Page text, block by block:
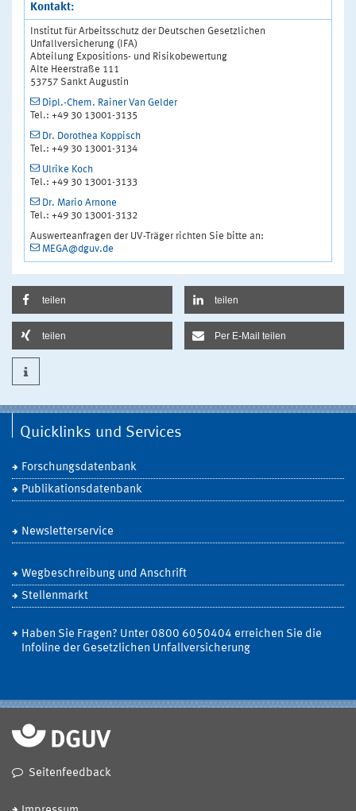
Kontakt:
Institut für Arbeitsschutz der Deutschen Gesetzlichen
Unfallversicherung (IFA)
Abteilung Expositions- und Risikobewertung
Alte Heerstraße 111
53757 Sankt Augustin
Dipl.-Chem. Rainer Van Gelder
Tel.: +49 30 13001-3135
Dr. Dorothea Koppisch
Tel.: +49 30 13001-3134
Ulrike Koch
Tel.: +49 30 13001-3133
Dr. Mario Arnone
Tel.: +49 30 13001-3132
Auswerteanfragen der UV-Träger richten Sie bitte an:
MEGA@dguv.de
teilen teilen
teilen Per E-Mail teilen
Quicklinks und Services
Forschungsdatenbank
Publikationsdatenbank
Newsletterservice
Wegbeschreibung und Anschrift
Stellenmarkt
Haben Sie Fragen? Unter 0800 6050404 erreichen Sie die
Infoline der Gesetzlichen Unfallversicherung
Seitenfeedback